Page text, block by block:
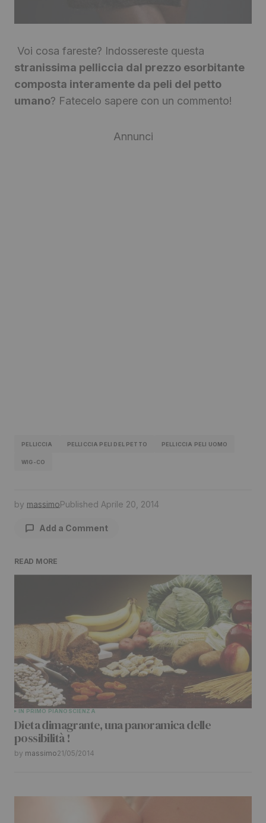
Voi cosa fareste? Indossereste questa
stranissima pelliccia dal prezzo esorbitante
composta interamente da peli del petto
umano? Fatecelo sapere con un commento!
Annunci
PELLICCIA PELLICCIA PELI DEL PETTO PELLICCIA PELI UOMO
WIG-CO
by massimoPublished Aprile 20, 2014
Add a Comment
Il tuo indirizzo email non sarà pubblicato. I
campi obbligatori sono contrassegnati*
Comment*
Your Name*
Your E-mail
READ MORE
IN PRIMO PIANO SCIENZA
Dieta dimagrante, una panoramica delle
possibilità !
by massimo21/05/2014